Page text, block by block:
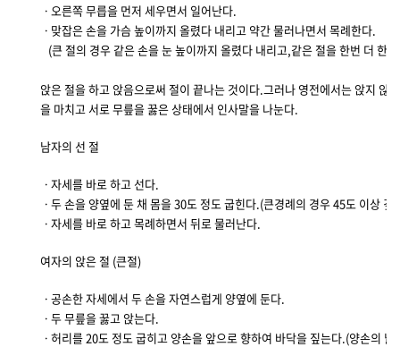
ㆍ오른쪽 무릅을 먼저 세우면서 일어난다.
ㆍ맞잡은 손을 가슴 높이까지 올렸다 내리고 약간 물러나면서 목례한다.
(큰 절의 경우 같은 손을 눈 높이까지 올렸다 내리고,같은 절을 한번 더 한
앉은 절을 하고 앉음으로써 절이 끝나는 것이다.그러나 영전에서는 앉지 않
을 마치고 서로 무릎을 꿇은 상태에서 인사말을 나눈다.
남자의 선 절
ㆍ자세를 바로 하고 선다.
ㆍ두 손을 양옆에 둔 채 몸을 30도 정도 굽힌다.(큰경례의 경우 45도 이상 깊
ㆍ자세를 바로 하고 목례하면서 뒤로 물러난다.
여자의 앉은 절 (큰절)
ㆍ공손한 자세에서 두 손을 자연스럽게 양옆에 둔다.
ㆍ두 무릎을 꿇고 앉는다.
ㆍ허리를 20도 정도 굽히고 양손을 앞으로 향하여 바닥을 짚는다.(양손의